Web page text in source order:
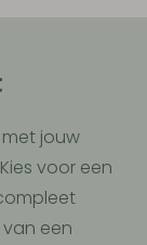
jouw
voor een
een